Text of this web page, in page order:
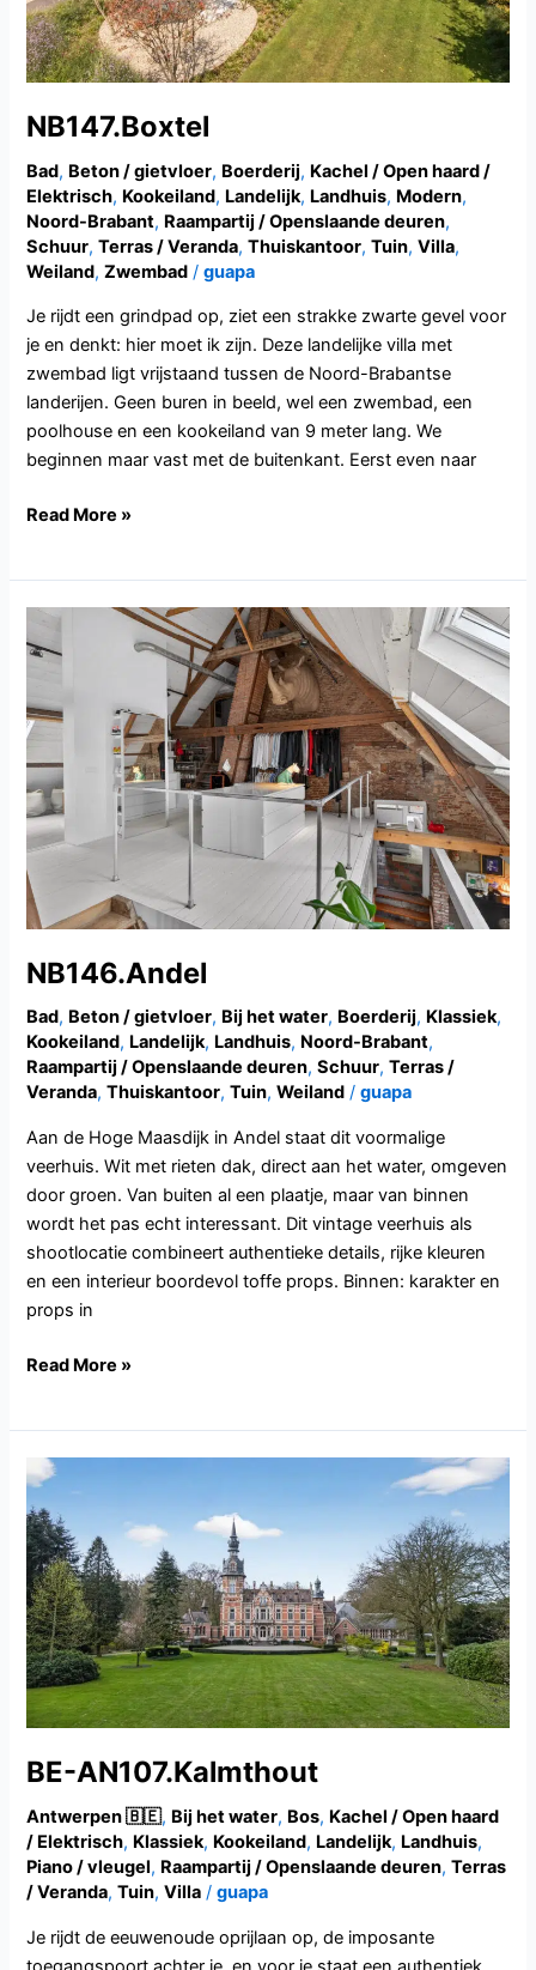
NB147.Boxtel
Bad, Beton / gietvloer, Boerderij, Kachel / Open haard /
Elektrisch, Kookeiland, Landelijk, Landhuis, Modern,
Noord-Brabant, Raampartij / Openslaande deuren,
Schuur,Terras / Veranda,Thuiskantoor,Tuin,Villa,
Weiland,Zwembad /guapa
Je rijdt een grindpad op, ziet een strakke zwarte gevel voor
je en denkt: hier moet ik zijn. Deze landelijke villa met
zwembad ligt vrijstaand tussen de Noord-Brabantse
landerijen. Geen buren in beeld, wel een zwembad, een
poolhouse en een kookeiland van 9 meter lang. We
beginnen maar vast met de buitenkant. Eerst even naar
Read More »
NB146.Andel
Bad, Beton / gietvloer, Bij het water, Boerderij, Klassiek,
Kookeiland, Landelijk, Landhuis, Noord-Brabant,
Raampartij / Openslaande deuren,Schuur,Terras /
Veranda,Thuiskantoor,Tuin,Weiland /guapa
Aan de Hoge Maasdijk in Andel staat dit voormalige
veerhuis. Wit met rieten dak, direct aan het water, omgeven
door groen. Van buiten al een plaatje, maar van binnen
wordt het pas echt interessant. Dit vintage veerhuis als
shootlocatie combineert authentieke details, rijke kleuren
en een interieur boordevol toffe props. Binnen: karakter en
props in
NB146.Andel
Read More »
BE-AN107.Kalmthout
Antwerpen 🇧🇪, Bij het water, Bos, Kachel / Open haard
/ Elektrisch, Klassiek, Kookeiland, Landelijk, Landhuis,
Piano / vleugel, Raampartij / Openslaande deuren,Terras
/ Veranda,Tuin,Villa /guapa
Je rijdt de eeuwenoude oprijlaan op, de imposante
BE-